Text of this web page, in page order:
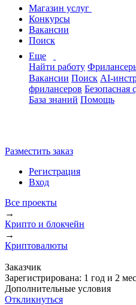
Магазин услуг
Конкурсы
Вакансии
Поиск
Еще
Найти работу
Вакансии Поиск AI-
фрилансеров Безопасная
База знаний Помощь
Разместить заказ
Регистрация
Вход
Все проекты
→
Крипто и блокчейн
→
Криптовалюты
Заказчик
Зарегистрирована: 1 год и 2
Дополнительные условия
Откликнуться